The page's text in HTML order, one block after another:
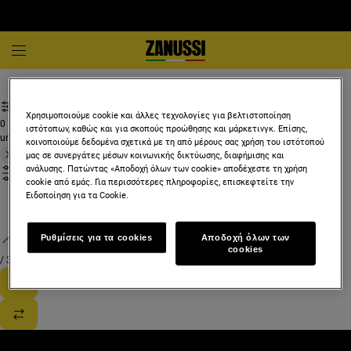
0
undefined
/ 3
Χρησιμοποιούμε cookie και άλλες τεχνολογίες για βελτιστοποίηση
ιστότοπων, καθώς και για σκοπούς προώθησης και μάρκετινγκ. Επίσης,
κοινοποιούμε δεδομένα σχετικά με τη από μέρους σας χρήση του ιστότοπού
μας σε συνεργάτες μέσων κοινωνικής δικτύωσης, διαφήμισης και
ανάλυσης. Πατώντας «Αποδοχή όλων των cookie» αποδέχεστε τη χρήση
cookie από εμάς. Για περισσότερες πληροφορίες, επισκεφτείτε την
Ειδοποίηση για τα Cookie.
Ρυθμίσεις για τα cookies
Αποδοχή όλων των
cookies